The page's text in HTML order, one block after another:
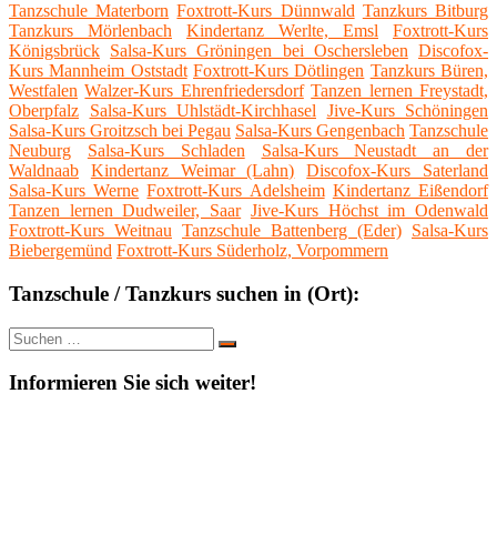
Tanzschule Materborn Foxtrott-Kurs Dünnwald Tanzkurs Bitburg
Tanzkurs Mörlenbach
Kindertanz Werlte, Emsl
Foxtrott-Kurs
Königsbrück Salsa-Kurs Gröningen bei Oschersleben Discofox-
Kurs Mannheim Oststadt Foxtrott-Kurs Dötlingen Tanzkurs Büren,
Westfalen Walzer-Kurs Ehrenfriedersdorf Tanzen lernen Freystadt,
Oberpfalz
Salsa-Kurs Uhlstädt-Kirchhasel
Jive-Kurs Schöningen
Salsa-Kurs Groitzsch bei Pegau Salsa-Kurs Gengenbach Tanzschule
Neuburg
Salsa-Kurs Schladen
Salsa-Kurs Neustadt an der
Waldnaab
Kindertanz Weimar (Lahn)
Discofox-Kurs Saterland
Salsa-Kurs Werne Foxtrott-Kurs Adelsheim Kindertanz Eißendorf
Tanzen lernen Dudweiler, Saar Jive-Kurs Höchst im Odenwald
Foxtrott-Kurs Weitnau Tanzschule Battenberg (Eder) Salsa-Kurs
Biebergemünd Foxtrott-Kurs Süderholz, Vorpommern
Tanzschule / Tanzkurs suchen in (Ort):
Suche
nach:
Suchen
Informieren Sie sich weiter!